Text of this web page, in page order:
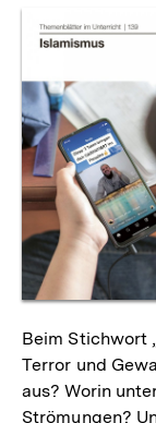
Beim Stichwort
Terror und
aus? Worin
Strömungen?